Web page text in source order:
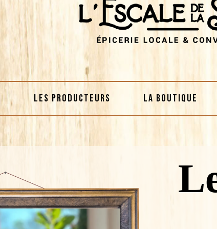
LES PRODUCTEURS LA BOUTIQUE